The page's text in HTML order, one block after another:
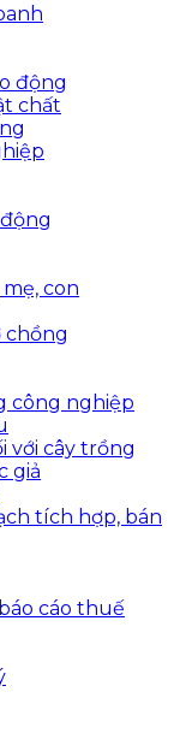
động
chất
con
chồng
công nghiệp
với cây trồng
giả
tích hợp, bán
cáo thuế